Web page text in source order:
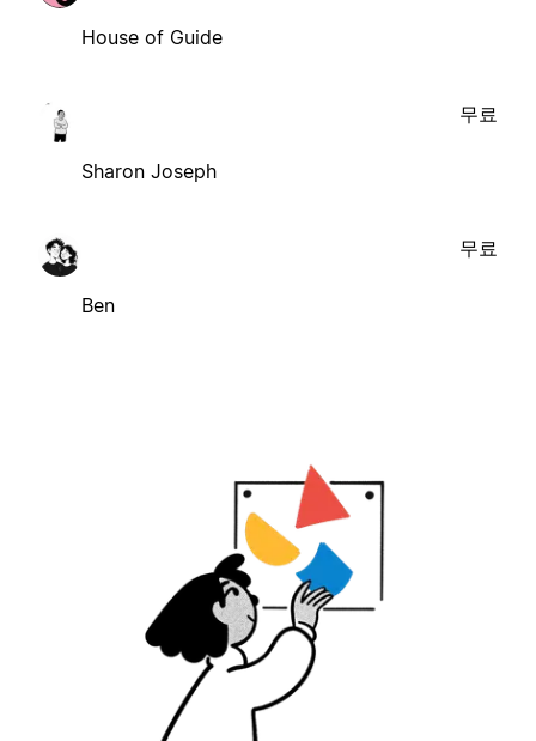
House of Guide
Sharon Joseph
무료
Ben
무료